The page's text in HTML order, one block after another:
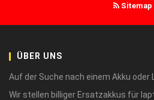
Sitemap
ÜBER UNS
Auf der Suche nach einem Akku oder
Wir stellen billiger Ersatzakkus für